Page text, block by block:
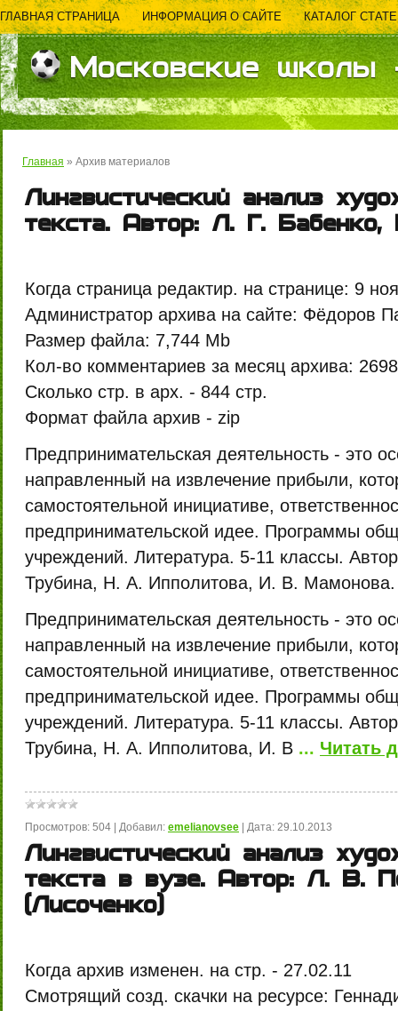
ГЛАВНАЯ СТРАНИЦА ИНФОРМАЦИЯ О САЙТЕ КАТАЛОГ
ОБРАТНАЯ СВЯЗЬМосковские школы
Главная » Архив материалов
Лингвистический анализ
текста. Автор: Л. Г.
Когда страница редактир. на странице: 9
Администратор архива на сайте: Фёдоров
Размер файла: 7,744 Mb
Кол-во комментариев за месяц архива:
Сколько стр. в арх. - 844 стр.
Формат файла архив - zip
Предпринимательская деятельность - это
направленный на извлечение прибыли,
самостоятельной инициативе,
предпринимательской идее. Программы
учреждений. Литература. 5-11 классы.
Трубина, Н. А. Ипполитова, И. В. Мамонова.
Предпринимательская деятельность - это
направленный на извлечение прибыли,
самостоятельной инициативе,
предпринимательской идее. Программы
учреждений. Литература. 5-11 классы.
Трубина, Н. А. Ипполитова, И. В ... Читать
Просмотров: 504 Добавил: emelianovsee Дата: 29.10.2013
Лингвистический анализ
текста в вузе. Автор: Л. В.
(Лисоченко)
Когда архив изменен. на стр. - 27.02.11
Смотрящий созд. скачки на ресурсе: